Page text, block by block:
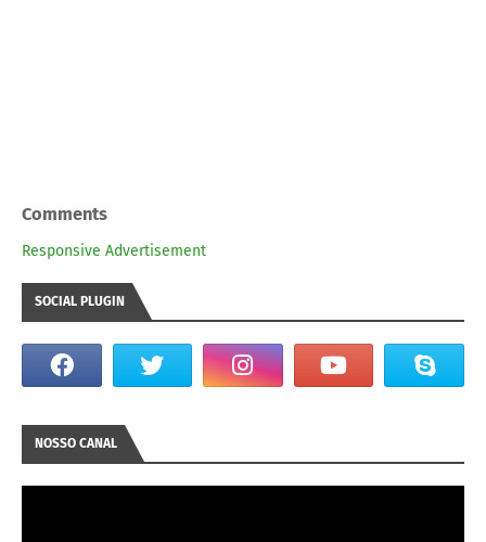
Comments
Responsive Advertisement
SOCIAL PLUGIN
NOSSO CANAL